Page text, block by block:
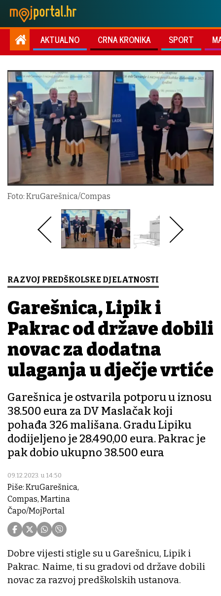
AKTUALNO CRNA KRONIKA SPORT
Foto: KruGarešnica/Compas
RAZVOJ PREDŠKOLSKE DJELATNOSTI
Garešnica, Lipik i
Pakrac od države dobili
novac za dodatna
ulaganja u dječje vrtiće
Garešnica je ostvarila potporu u iznosu
38.500 eura za DV Maslačak koji
pohađa 326 mališana. Gradu Lipiku
dodijeljeno je 28.490,00 eura. Pakrac je
pak dobio ukupno 38.500 eura
09.12.2023. u 14:50
Piše: KruGarešnica,
Compas, Martina
Čapo/MojPortal
Dobre vijesti stigle su u Garešnicu, Lipik i
Pakrac. Naime, ti su gradovi od države dobili
novac za razvoj predškolskih ustanova.